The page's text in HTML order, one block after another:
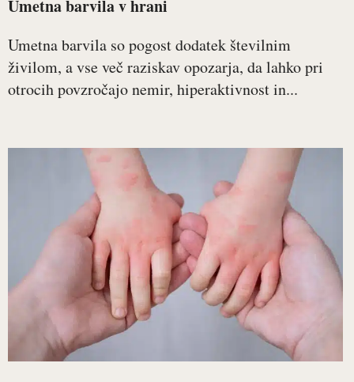
Umetna barvila v hrani
Umetna barvila so pogost dodatek številnim
živilom, a vse več raziskav opozarja, da lahko pri
otrocih povzročajo nemir, hiperaktivnost in...